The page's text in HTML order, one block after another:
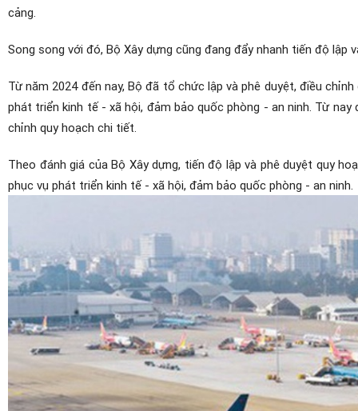
cảng.
Song song với đó, Bộ Xây dựng cũng đang đẩy nhanh tiến độ lập
Từ năm 2024 đến nay, Bộ đã tổ chức lập và phê duyệt, điều
phát triển kinh tế - xã hội, đảm bảo quốc phòng - an ninh. Từ
chỉnh quy hoạch chi tiết.
Theo đánh giá của Bộ Xây dựng, tiến độ lập và phê duyệt quy
phục vụ phát triển kinh tế - xã hội, đảm bảo quốc phòng - an ninh.